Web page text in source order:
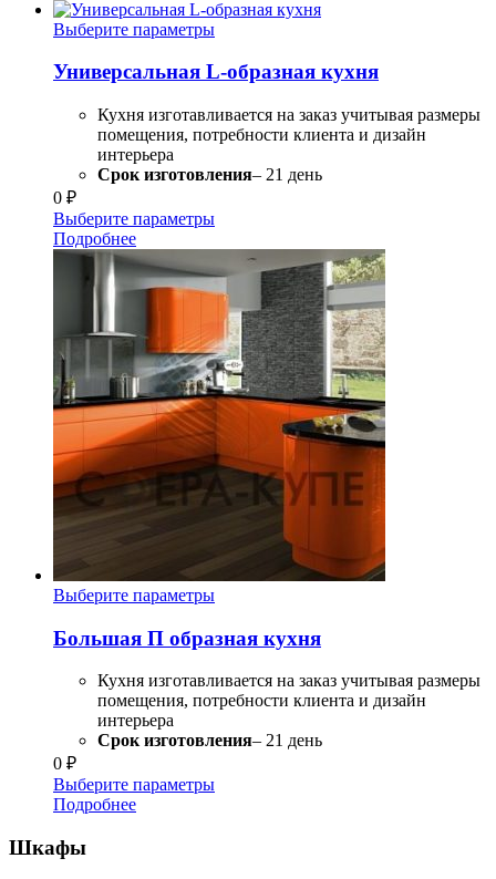
Выберите параметры
Универсальная L-образная кухня
Кухня изготавливается на заказ учитывая размеры
помещения, потребности клиента и дизайн
интерьера
Срок изготовления– 21 день
0 ₽
Выберите параметры
Подробнее
Выберите параметры
Большая П образная кухня
Кухня изготавливается на заказ учитывая размеры
помещения, потребности клиента и дизайн
интерьера
Срок изготовления– 21 день
0 ₽
Выберите параметры
Подробнее
Шкафы